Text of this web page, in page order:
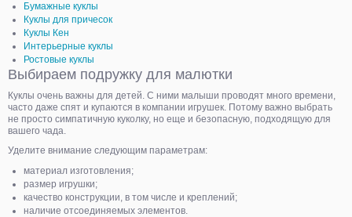
Бумажные куклы
Куклы для причесок
Куклы Кен
Интерьерные куклы
Ростовые куклы
Выбираем подружку для малютки
Куклы очень важны для детей. С ними малыши проводят много времени,
часто даже спят и купаются в компании игрушек. Потому важно выбрать
не просто симпатичную куколку, но еще и безопасную, подходящую для
вашего чада.
Уделите внимание следующим параметрам:
материал изготовления;
размер игрушки;
качество конструкции, в том числе и креплений;
наличие отсоединяемых элементов.